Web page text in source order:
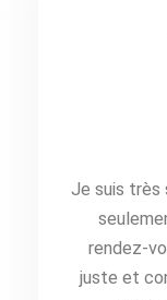
Je suis très
rendez-
juste et